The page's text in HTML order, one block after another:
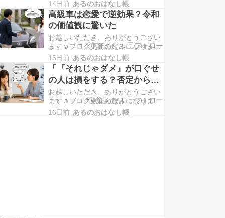
もクリックしてもらえると嬉しいで
す😆応援よろしくお願いします。 北
中米W杯で優勝を目指して戦った森
保ジャ...
14日前 あるのおはなし帳
高級車は恋愛で逆効果？令和
の価値観に驚いた
お越しいただき、ありがとうござい
ます☺️ブログ更新の励みになりま
す！よかったら下記の2つのバナー
もクリックしてもらえると嬉しいで
す😆応援よろしくお願いします。
「初デートに車で来た男性をお断り
しまし...
15日前 あるのおはなし帳
「『それじゃダメ』が口ぐせ
の人は損をする？否定から始
まる会話が人を遠ざける理
由」
お越しいただき、ありがとうござい
ます☺️ブログ更新の励みになりま
す！よかったら下記の2つのバナー
もクリックしてもらえると嬉しいで
16日前 あるのおはなし帳